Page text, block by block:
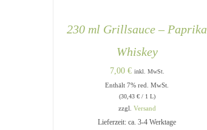
IN DEN WARENKORB
VIEW
230 ml Grillsauce – Paprika
Whiskey
7,00 € inkl. MwSt.
Enthält 7% red. MwSt.
(30,43 €/ 1 L)
zzgl. Versand
Lieferzeit: ca. 3-4 Werktage